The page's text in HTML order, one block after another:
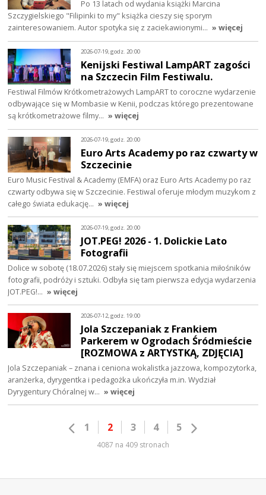
Po 13 latach od wydania książki Marcina
Szczygielskiego "Filipinki to my" książka cieszy się sporym
zainteresowaniem. Autor spotyka się z zaciekawionymi… » więcej
2026-07-19, godz. 20:00
Kenijski Festiwal LampART zagości
na Szczecin Film Festiwalu.
Festiwal Filmów Krótkometrażowych LampART to coroczne wydarzenie
odbywające się w Mombasie w Kenii, podczas którego prezentowane
są krótkometrażowe filmy… » więcej
2026-07-19, godz. 20:00
Euro Arts Academy po raz czwarty w
Szczecinie
Euro Music Festival & Academy (EMFA) oraz Euro Arts Academy po raz
czwarty odbywa się w Szczecinie. Festiwal oferuje młodym muzykom z
całego świata edukację… » więcej
2026-07-19, godz. 20:00
JOT.PEG! 2026 - 1. Dolickie Lato
Fotografii
Dolice w sobotę (18.07.2026) stały się miejscem spotkania miłośników
fotografii, podróży i sztuki. Odbyła się tam pierwsza edycja wydarzenia
JOT.PEG!… » więcej
2026-07-12, godz. 19:00
Jola Szczepaniak z Frankiem
Parkerem w Ogrodach Śródmieście
[ROZMOWA z ARTYSTKĄ, ZDJĘCIA]
Jola Szczepaniak – znana i ceniona wokalistka jazzowa, kompozytorka,
aranżerka, dyrygentka i pedagożka ukończyła m.in. Wydział
Dyrygentury Chóralnej w… » więcej
1 2 3 4 5
4087 na 409 stronach